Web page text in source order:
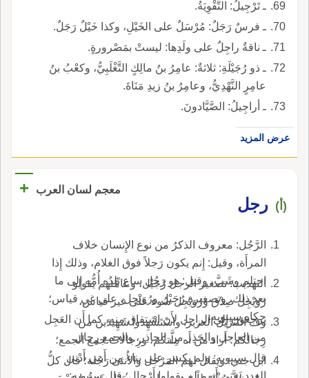
ـ تَرْجِيلُ: التَّقْوِيَةُ.
ـ فرسٌ رَجَلٌ: مُرْسَلٌ على الخَيْلِ، وكذا خَيْلٌ رَجَلٌ.
ـ ناقةٌ راجِلٌ على ولَدِها: ليستْ بمَصْرورةٍ.
ـ ذو رُجَيْلَةِ: ثلاثةٌ: عامِرُ بنُ مالِكٍ التَّغْلَبِيُّ، وكعْبُ بنُ
عامِرٍ النَّهْدِيُّ، وعامِرُ بنُ زيدِ مَنَاةَ.
ـ أراجِيلُ: الصَّيَّادونَ.
عرض المزيد
معجم لسان العرب +
(أ) رجل
الرَّجُل: معروف الذكرُ من نوع الإِنسان خلاف
المرأَة، وقيل: إِنم يكون رَجلاً فوق الغلام، وذلك إِذا
احتلم وشَبَّ، وقيل: هو رَجُل ساع تَلِدُه أُمُّه إِلى ما
بعد ذلك، وتصغيره رُجَيْل ورُوَيْجِل، على غي قياس؛
حكاه سيبويه.
التهذيب: تصغير الرجل رُجَيْل، وعامَّتهم يقولو
رُوَيْجِل صِدْق ورُوَيْجِل سُوء على غير قياس،
يرجعون إِلى الراجل لأَن اشتقاق منه، كما أَن العَجِل
من العاجل والحَذِر من الحاذِر، والجمع رِجال.
وف التنزيل العزيز: واسْتَشْهِدوا شَهِيدَين من
رِجالكم؛ أَراد من أَه مِلَّتكم، ورِجالاتٌ جمع الجمع؛
قال سيبويه: ولم يكسر على بناء من أَبني أَدْنى
العدد يعني أَنهم لم يقولوا أَرْجال؛ قال سيبويه:
ابن جني: ويقال لهم المَرْجَل والأُنثى رَجُلة؛ قال كلُّ